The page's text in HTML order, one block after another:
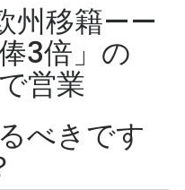
州移籍——
3倍」の
営業
べきです